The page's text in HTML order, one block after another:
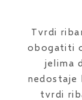
Tvrdi
obogatiti
jelima
nedostaje
tvrdi